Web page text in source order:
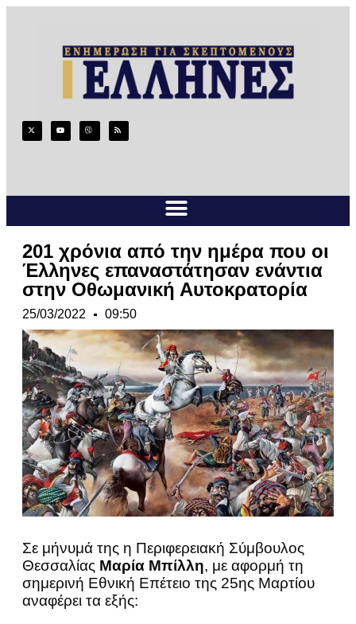
201 χρόνια από την ημέρα που οι
Έλληνες επαναστάτησαν ενάντια
στην Οθωμανική Αυτοκρατορία
25/03/2022 09:50
Σε μήνυμά της η Περιφερειακή Σύμβουλος
Θεσσαλίας Μαρία Μπίλλη, με αφορμή τη
σημερινή Εθνική Επέτειο της 25ης Μαρτίου
αναφέρει τα εξής: